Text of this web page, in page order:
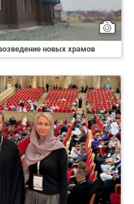
новых храмов